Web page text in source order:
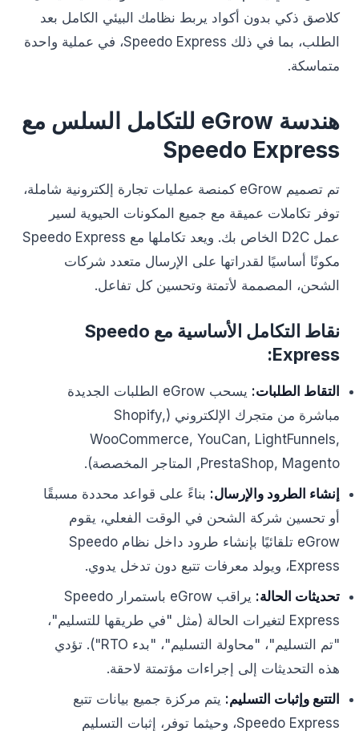
كلاصق ذكي بدون أكواد يربط نظامك البيئي الكامل بعد
الطلب، بما في ذلك Speedo Express، في عملية واحدة
متماسكة.
هندسة eGrow للتكامل السلس مع
Speedo Express
تم تصميم eGrow كمنصة عمليات تجارة إلكترونية شاملة،
توفر تكاملات عميقة مع جميع المكونات الحيوية لسير
عمل D2C الخاص بك. ويعد تكاملها مع Speedo Express
مكونًا أساسيًا لقدراتها على الإرسال متعدد شركات
الشحن، المصممة لأتمتة وتحسين كل تفاعل.
نقاط التكامل الأساسية مع Speedo
Express:
التقاط الطلبات:
يسحب eGrow الطلبات الجديدة
مباشرة من متجرك الإلكتروني (Shopify,
WooCommerce, YouCan, LightFunnels,
PrestaShop, Magento, المتاجر المخصصة).
إنشاء الطرود والإرسال: بناءً على قواعد محددة مسبقًا
أو تحسين شركة الشحن في الوقت الفعلي، يقوم
eGrow تلقائيًا بإنشاء طرود داخل نظام Speedo
Express، ويولد معرفات تتبع دون تدخل يدوي.
تحديثات الحالة:
يراقب eGrow باستمرار Speedo
Express لتغيرات الحالة (مثل "في طريقها للتسليم"،
"تم التسليم"، "محاولة التسليم"، "بدء RTO"). تؤدي
هذه التحديثات إلى إجراءات مؤتمتة لاحقة.
التتبع وإثبات التسليم: يتم مركزة جميع بيانات تتبع
Speedo Express، وحيثما توفر، إثبات التسليم